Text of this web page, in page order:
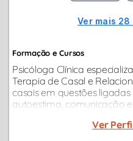
Ver mais
Formação e Cursos
Psicóloga Clínica
Terapia de Casal e
casais em questões
autoestima, comunicação e
Ver